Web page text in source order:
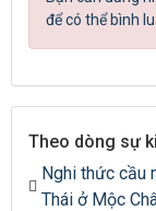
để có thể bình
Theo dòng sự
Nghi thức cầu
Thái ở Mộc